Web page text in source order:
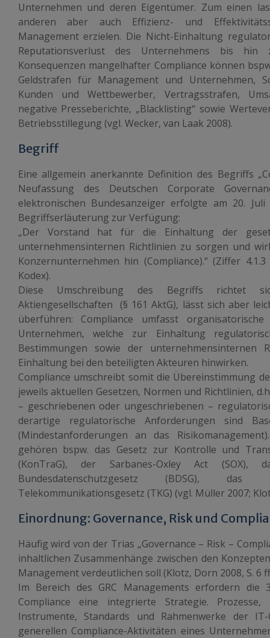
Unternehmen und deren Eigentümer. Zum einen
anderen aber auch Effizienz- und
Management erzielen. Die Nicht-Einhaltung
Reputationsverlust des Unternehmens bis
Konsequenzen mangelhafter Compliance können
Geldstrafen für Management und Unternehmen,
Kunden und Wettbewerber, Vertragsstrafen,
negative Presseberichte, „Blacklisting“ sowie
Betriebsstillegung (vgl. Wecker, van Laak 2008).
Begriff
Eine allgemein anerkannte Definition des Begriffs
Neufassung des Deutschen Corporate
elektronischen Bundesanzeiger erfolgte am 20.
Begriffserläuterung zur Verfügung:
„Der Vorstand hat für die Einhaltung der
unternehmensinternen Richtlinien zu sorgen und
Konzernunternehmen hin (Compliance).“ (Ziffer
Kodex).
Diese Umschreibung des Begriffs richtet
Aktiengesellschaften (§ 161 AktG), lässt sich aber
überführen: Compliance umfasst
Unternehmen, welche zur Einhaltung
Bestimmungen sowie der unternehmensinternen
Einhaltung bei den beteiligten Akteuren hinwirken.
Compliance umschreibt somit die Übereinstimmung
jeweils aktuellen Gesetzen, Normen und Richtlinien,
– geschriebenen oder ungeschriebenen –
derartige regulatorische Anforderungen sind
(Mindestanforderungen an das
gehören bspw. das Gesetz zur Kontrolle und
(KonTraG), der Sarbanes-Oxley Act (SOX),
Bundesdatenschutzgesetz (BDSG),
Telekommunikationsgesetz (TKG) (vgl. Müller 2007;
Einordnung: Governance, Risk und
Häufig wird von der Trias „Governance – Risk –
inhaltlichen Zusammenhänge zwischen den
Management verdeutlichen soll (Klotz, Dorn 2008, S. 6
Im Bereich des GRC Managements erfordern die
Compliance eine integrierte Strategie. Prozesse,
Instrumente, Standards und Rahmenwerke der
generellen Compliance-Aktivitäten eines